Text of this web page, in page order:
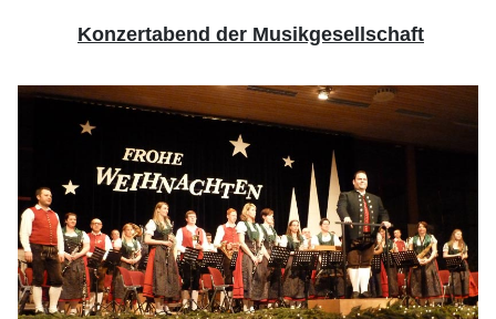
Konzertabend der Musikgesellschaft